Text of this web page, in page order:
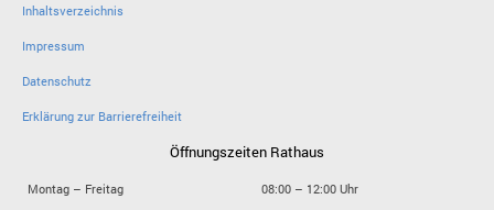
Inhaltsverzeichnis
Impressum
Datenschutz
Erklärung zur Barrierefreiheit
Öffnungszeiten Rathaus
Montag – Freitag
08:00 – 12:00 Uhr